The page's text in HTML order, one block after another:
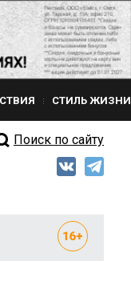
СТИЛЬ ЖИЗНИ
Поиск по сайту